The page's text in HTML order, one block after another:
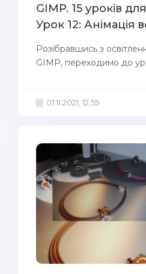
GIMP. 15 уроків
Урок 12: Анімація
Розібравшись з
GIMP, переходимо до
01.11.2021, 12:55